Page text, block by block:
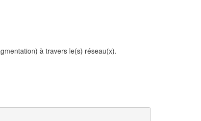
à travers le(s) réseau(x).